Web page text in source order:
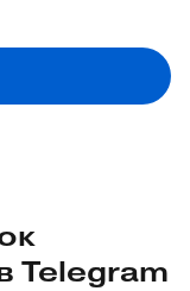
Telegram